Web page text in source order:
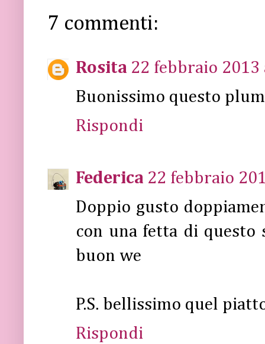
7 commenti:
Rosita 22 febbraio 2013
Buonissimo questo
Rispondi
Federica 22 febbraio
Doppio gusto
con una fetta di questo
buon we
P.S. bellissimo quel
Rispondi